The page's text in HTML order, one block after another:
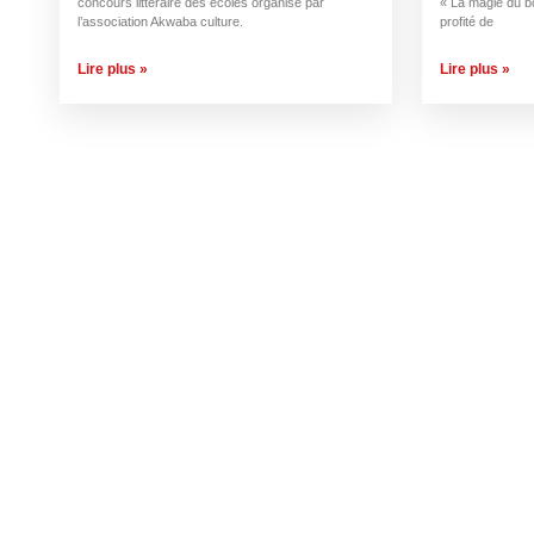
concours littéraire des écoles organisé par
l’association Akwaba culture.
Lire plus »
« La magie du
profité de
Lire plus »